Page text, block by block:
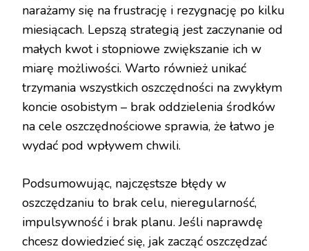
narażamy się na frustrację i rezygnację po kilku
miesiącach. Lepszą strategią jest zaczynanie od
małych kwot i stopniowe zwiększanie ich w
miarę możliwości. Warto również unikać
trzymania wszystkich oszczędności na zwykłym
koncie osobistym – brak oddzielenia środków
na cele oszczędnościowe sprawia, że łatwo je
wydać pod wpływem chwili.
Podsumowując, najczęstsze błędy w
oszczędzaniu to brak celu, nieregularność,
impulsywność i brak planu. Jeśli naprawdę
chcesz dowiedzieć się, jak zacząć oszczędzać